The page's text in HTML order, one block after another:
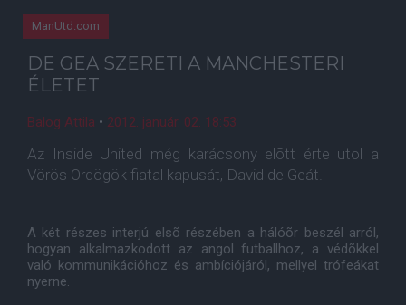
ManUtd.com
DE GEA SZERETI A MANCHESTERI
ÉLETET
Balog Attila • 2012. január. 02. 18:53
Az Inside United még karácsony elõtt érte utol a
Vörös Ördögök fiatal kapusát, David de Geát.
A két részes interjú elsõ részében a hálóõr beszél arról,
hogyan alkalmazkodott az angol futballhoz, a védõkkel
való kommunikációhoz és ambíciójáról, mellyel trófeákat
nyerne.